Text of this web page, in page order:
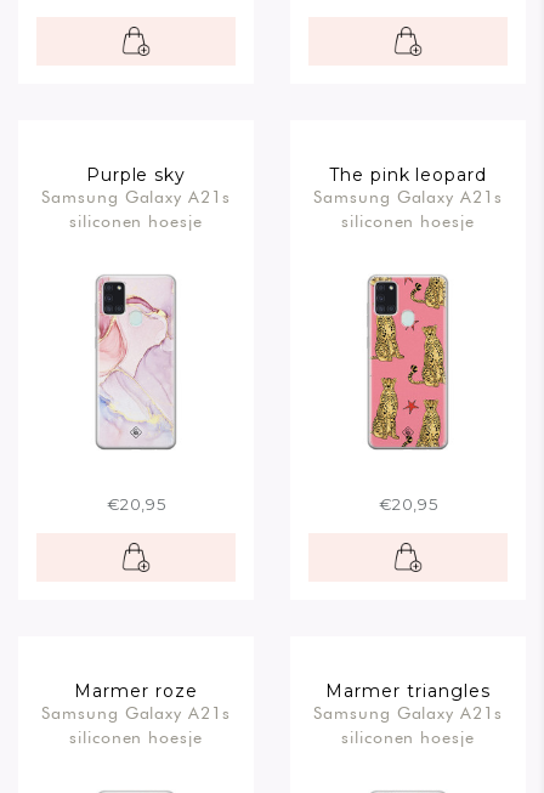
Purple sky
Samsung Galaxy A21s
siliconen hoesje
€20,95
The pink leopard
Samsung Galaxy A21s
siliconen hoesje
€20,95
Marmer roze
Samsung Galaxy A21s
siliconen hoesje
Marmer triangles
Samsung Galaxy A21s
siliconen hoesje